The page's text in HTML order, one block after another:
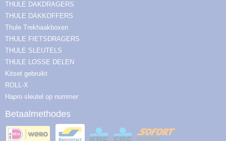
THULE DAKDRAGERS
THULE DAKKOFFERS
Thule Trekhaakboxen
THULE FIETSDRAGERS
THULE SLEUTELS
THULE LOSSE DELEN
Kitset gebruikt
ROLL-X
Hapro sleutel op nummer
Betaalmethodes